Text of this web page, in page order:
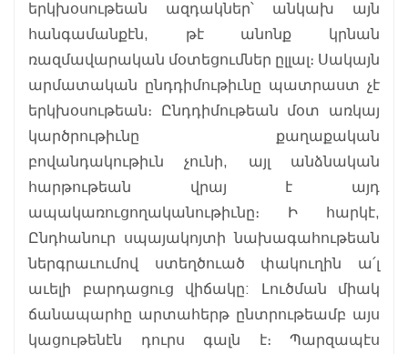
երկխօսութեան ազդակներ՝ անկախ այն
հանգամանքէն, թէ անոնք կրնան
ռազմավարական մօտեցումներ ըլլալ։ Սակայն
արմատական ընդդիմութիւնը պատրաստ չէ
երկխօսութեան։ Ընդդիմութեան մօտ առկայ
կարծրութիւնը քաղաքական
բովանդակութիւն չունի, այլ անձնական
հարթութեան վրայ է այդ
ապակառուցողականութիւնը։ Ի հարկէ,
Ընդհանուր սպայակոյտի նախագահութեան
ներգրաւումով ստեղծուած փակուղին ա՛լ
աւելի բարդացուց վիճակը: Լուծման միակ
ճանապարհը արտահերթ ընտրութեամբ այս
կացութենէն դուրս գալն է։ Պարզապէս